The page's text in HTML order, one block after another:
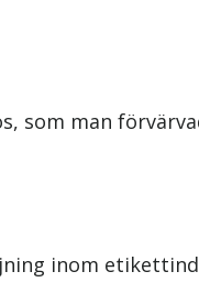
som man
inom